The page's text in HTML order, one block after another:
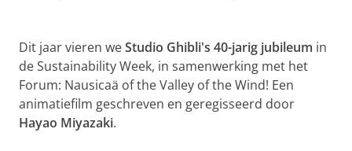
Dit jaar vieren weStudio Ghibli's 40-jarig jubileum in
de Sustainability Week, in samenwerking met het
Forum: Nausicaä of the Valley of the Wind! Een
animatiefilm geschreven en geregisseerd door
Hayao Miyazaki.